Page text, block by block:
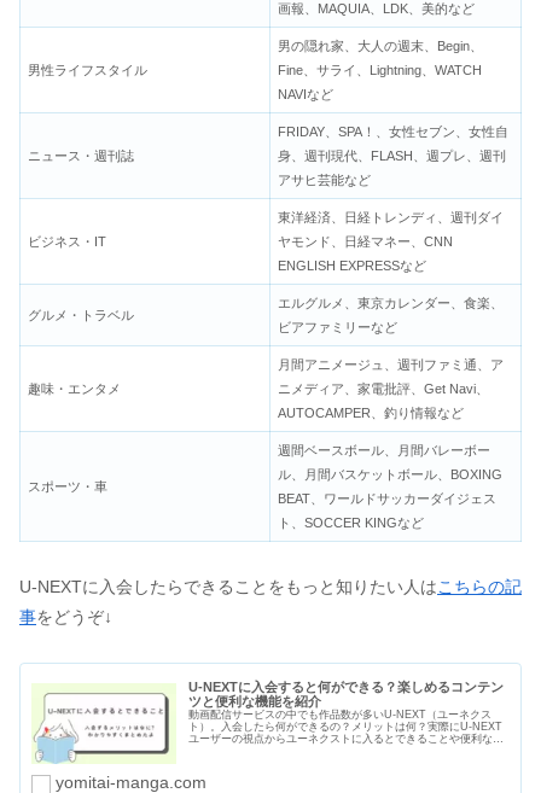
画報、MAQUIA、LDK、美的など
男性ライフスタイル
男の隠れ家、大人の週末、Begin、
Fine、サライ、Lightning、WATCH
NAVIなど
ニュース・週刊誌
FRIDAY、SPA！、女性セブン、女性自
身、週刊現代、FLASH、週プレ、週刊
アサヒ芸能など
ビジネス・IT
東洋経済、日経トレンディ、週刊ダイ
ヤモンド、日経マネー、CNN
ENGLISH EXPRESSなど
グルメ・トラベル
エルグルメ、東京カレンダー、食楽、
ビアファミリーなど
趣味・エンタメ
月間アニメージュ、週刊ファミ通、ア
ニメディア、家電批評、Get Navi、
AUTOCAMPER、釣り情報など
スポーツ・車
週間ベースボール、月間バレーボー
ル、月間バスケットボール、BOXING
BEAT、ワールドサッカーダイジェス
ト、SOCCER KINGなど
U-NEXTに入会したらできることをもっと知りたい人はこちらの記
事をどうぞ↓
U-NEXTに入会すると何ができる？楽しめるコンテン
ツと便利な機能を紹介
動画配信サービスの中でも作品数が多いU-NEXT（ユーネクス
ト）。入会したら何ができるの？メリットは何？実際にU-NEXT
ユーザーの視点からユーネクストに入るとできることや便利な機
yomitai-manga.com